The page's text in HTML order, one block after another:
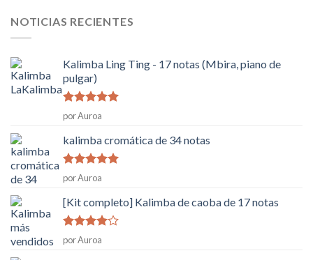
NOTICIAS RECIENTES
Kalimba Ling Ting - 17 notas (Mbira, piano de
pulgar)
Rated5de
5
por Auroa
kalimba cromática de 34 notas
Rated5de
5
por Auroa
[Kit completo] Kalimba de caoba de 17 notas
Rated4
de 5
por Auroa